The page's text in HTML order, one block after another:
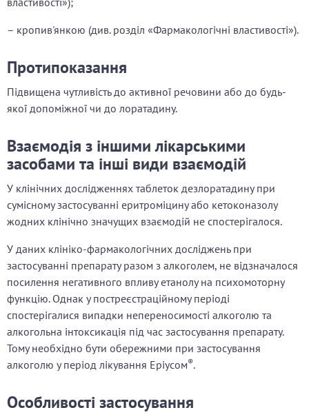
– кропив'янкою (див. розділ «Фармакологічні властивості»).
Протипоказання
Підвищена чутливість до активної речовини або до будь-
якої допоміжної чи до лоратадину.
Взаємодія з іншими лікарськими
засобами та інші види взаємодій
У клінічних дослідженнях таблеток дезлоратадину при
сумісному застосуванні еритроміцину або кетоконазолу
жодних клінічно значущих взаємодій не спостерігалося.
У даних клініко-фармакологічних досліджень при
застосуванні препарату разом з алкоголем, не відзначалося
посилення негативного впливу етанолу на психомоторну
функцію. Однак у постреєстраційному періоді
спостерігалися випадки непереносимості алкоголю та
алкогольна інтоксикація під час застосування препарату.
Тому необхідно бути обережними при застосування
алкоголю у період лікування Еріусом®.
Особливості застосування